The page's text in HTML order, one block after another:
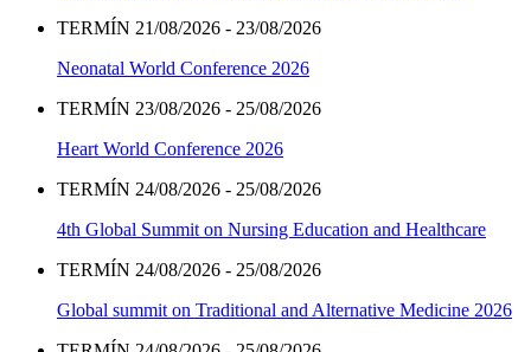
TERMÍN 21/08/2026 - 23/08/2026
Neonatal World Conference 2026
TERMÍN 23/08/2026 - 25/08/2026
Heart World Conference 2026
TERMÍN 24/08/2026 - 25/08/2026
4th Global Summit on Nursing Education and Healthcare
TERMÍN 24/08/2026 - 25/08/2026
Global summit on Traditional and Alternative Medicine 2026